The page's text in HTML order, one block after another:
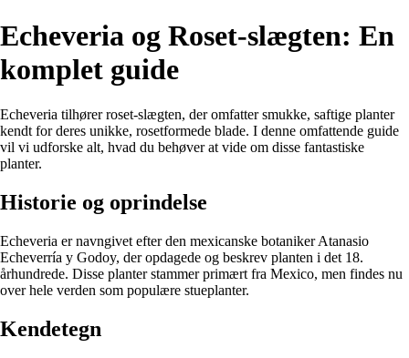
Echeveria og Roset-slægten: En
komplet guide
Echeveria tilhører roset-slægten, der omfatter smukke, saftige planter
kendt for deres unikke, rosetformede blade. I denne omfattende guide
vil vi udforske alt, hvad du behøver at vide om disse fantastiske
planter.
Historie og oprindelse
Echeveria er navngivet efter den mexicanske botaniker Atanasio
Echeverría y Godoy, der opdagede og beskrev planten i det 18.
århundrede. Disse planter stammer primært fra Mexico, men findes nu
over hele verden som populære stueplanter.
Kendetegn